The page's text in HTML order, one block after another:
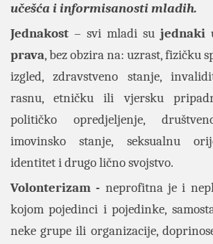
učešća i informisanosti mladih.
Jednakost – svi mladi su jednaki
prava, bez obzira na: uzrast, fizičku
izgled, zdravstveno stanje,
rasnu, etničku ili vjersku
političko opredjeljenje,
imovinsko stanje, seksualnu
identitet i drugo lično svojstvo.
Volonterizam - neprofitna je i
kojom pojedinci i pojedinke,
neke grupe ili organizacije,